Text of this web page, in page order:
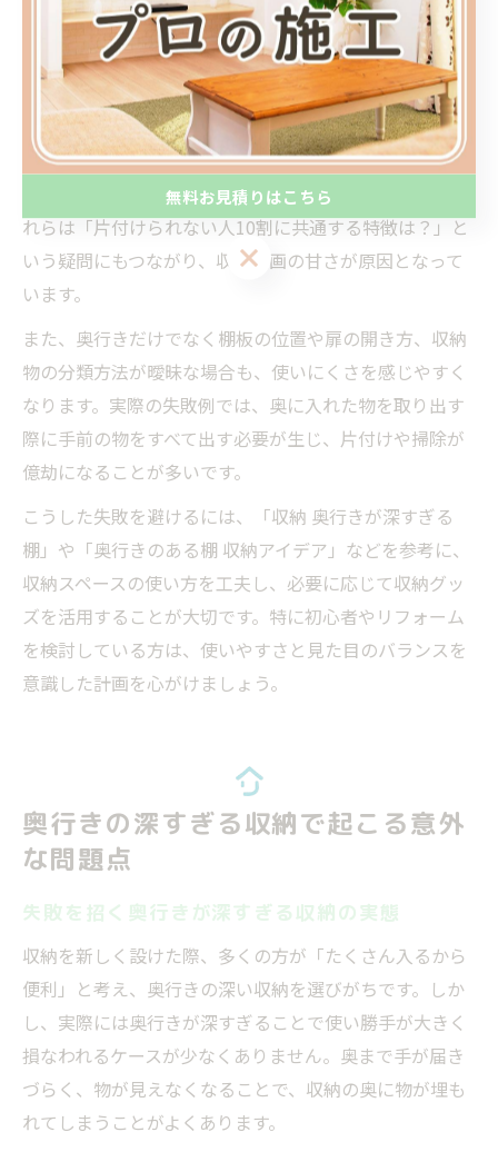
なります。
使いにくい収納に共通する失敗の特徴
使いにくい収納に共通する失敗の特徴として、「奥行き
が深すぎる」「物が見えにくい」「出し入れの動作が多
い」「一時的な置き場がない」などが挙げられます。こ
れらは「片付けられない人10割に共通する特徴は？」と
いう疑問にもつながり、収納計画の甘さが原因となって
います。
また、奥行きだけでなく棚板の位置や扉の開き方、収納
物の分類方法が曖昧な場合も、使いにくさを感じやすく
なります。実際の失敗例では、奥に入れた物を取り出す
際に手前の物をすべて出す必要が生じ、片付けや掃除が
億劫になることが多いです。
こうした失敗を避けるには、「収納 奥行きが深すぎる
棚」や「奥行きのある棚 収納アイデア」などを参考に、
収納スペースの使い方を工夫し、必要に応じて収納グッ
ズを活用することが大切です。特に初心者やリフォーム
を検討している方は、使いやすさと見た目のバランスを
意識した計画を心がけましょう。
奥行きの深すぎる収納で起こる意外
な問題点
失敗を招く奥行きが深すぎる収納の実態
収納を新しく設けた際、多くの方が「たくさん入るから
便利」と考え、奥行きの深い収納を選びがちです。しか
し、実際には奥行きが深すぎることで使い勝手が大きく
損なわれるケースが少なくありません。奥まで手が届き
づらく、物が見えなくなることで、収納の奥に物が埋も
れてしまうことがよくあります。
無料お見積りはこちら
無料お見積りはこちら